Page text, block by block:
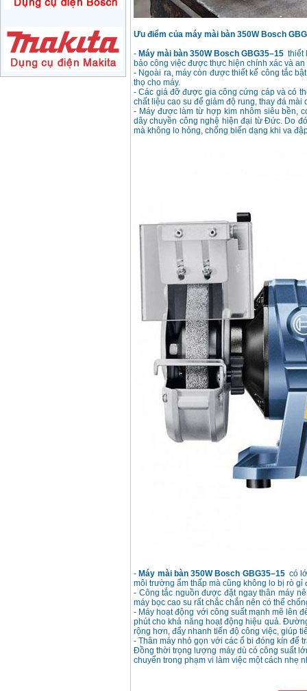
Price: 2043000VND
Ưu điểm của máy mài bàn 350W Bosch
- Máy mài bàn 350W Bosch GBG35–15 thiết
bảo công việc được thực hiện chính xác và
- Ngoài ra, máy còn được thiết kế công tắc
thọ cho máy.
- Các giá đỡ được gia công cứng cáp và có
chất liệu cao su để giảm độ rung, thay đá
- Máy được làm từ hợp kim nhôm siêu bền,
dây chuyền công nghệ hiện đại từ Đức. Do
mà không lo hỏng, chống biến dạng khi va
- Máy mài bàn 350W Bosch GBG35–15có
môi trường ẩm thấp mà cũng không lo bị rò
- Công tắc nguồn được đặt ngay thân máy
máy bọc cao su rất chắc chắn nên có thể
- Máy hoạt động với công suất mạnh mẽ lên
phút cho khả năng hoạt động hiệu quả.
rộng hơn, đẩy nhanh tiến độ công việc, giúp
- Thân máy nhỏ gọn với các ổ bi đóng kín để
Đồng thời trọng lượng máy dù có công suất
chuyển trong phạm vi làm việc một cách nhẹ